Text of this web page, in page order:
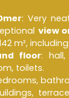
: Very
view
m², including:
floor:
toilets.